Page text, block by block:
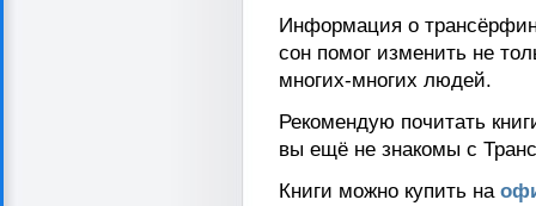
Информация о
сон помог изменить не
многих-многих людей.
Рекомендую почитать
вы ещё не знакомы с
Книги можно купить на